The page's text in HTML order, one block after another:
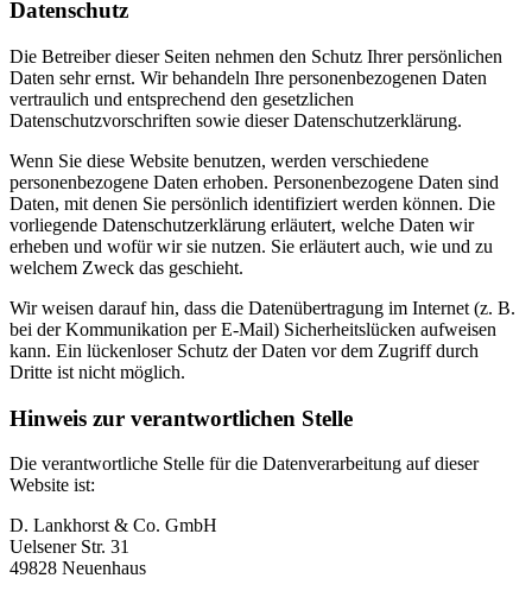
Datenschutz
Die Betreiber dieser Seiten nehmen den Schutz Ihrer persönlichen
Daten sehr ernst. Wir behandeln Ihre personenbezogenen Daten
vertraulich und entsprechend den gesetzlichen
Datenschutzvorschriften sowie dieser Datenschutzerklärung.
Wenn Sie diese Website benutzen, werden verschiedene
personenbezogene Daten erhoben. Personenbezogene Daten sind
Daten, mit denen Sie persönlich identifiziert werden können. Die
vorliegende Datenschutzerklärung erläutert, welche Daten wir
erheben und wofür wir sie nutzen. Sie erläutert auch, wie und zu
welchem Zweck das geschieht.
Wir weisen darauf hin, dass die Datenübertragung im Internet (z. B.
bei der Kommunikation per E-Mail) Sicherheitslücken aufweisen
kann. Ein lückenloser Schutz der Daten vor dem Zugriff durch
Dritte ist nicht möglich.
Hinweis zur verantwortlichen Stelle
Die verantwortliche Stelle für die Datenverarbeitung auf dieser
Website ist:
D. Lankhorst & Co. GmbH
Uelsener Str. 31
49828 Neuenhaus